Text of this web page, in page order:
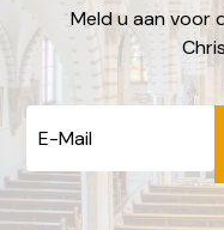
Meld u aan voor